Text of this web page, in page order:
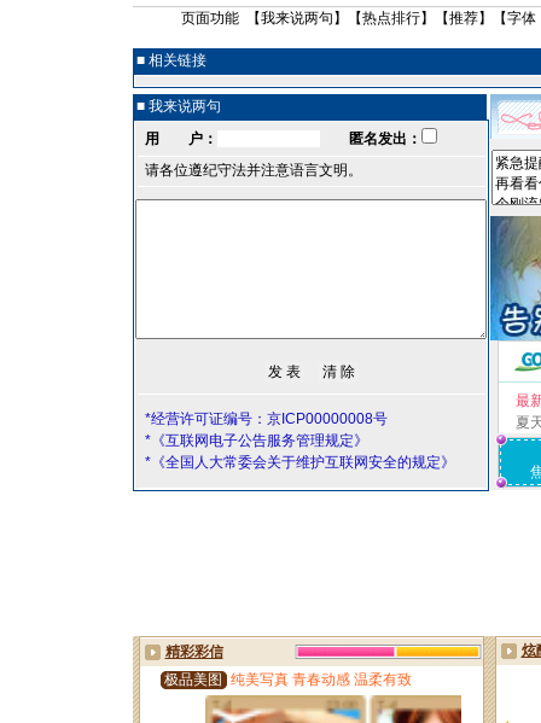
页面功能 【我来说两句 】【热点排行】【推荐】【字体
■ 相关链接
■ 我来说两句
用 户：
匿名发出：
请各位遵纪守法并注意语言文明。
*经营许可证编号：京ICP00000008号
*《互联网电子公告服务管理规定》
*《全国人大常委会关于维护互联网安全的规定》
最
夏